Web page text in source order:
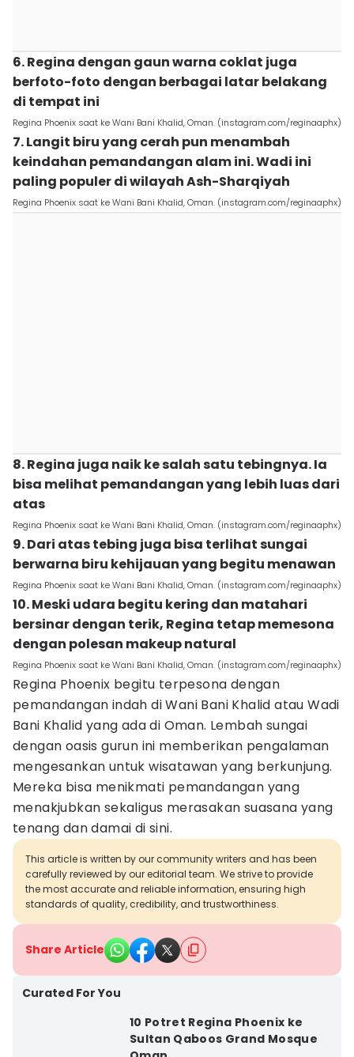
6. Regina dengan gaun warna coklat juga
berfoto-foto dengan berbagai latar belakang
di tempat ini
Regina Phoenix saat ke Wani Bani Khalid, Oman. (instagram.com/reginaaphx)
7. Langit biru yang cerah pun menambah
keindahan pemandangan alam ini. Wadi ini
paling populer di wilayah Ash-Sharqiyah
Regina Phoenix saat ke Wani Bani Khalid, Oman. (instagram.com/reginaaphx)
8. Regina juga naik ke salah satu tebingnya. Ia
bisa melihat pemandangan yang lebih luas dari
atas
Regina Phoenix saat ke Wani Bani Khalid, Oman. (instagram.com/reginaaphx)
9. Dari atas tebing juga bisa terlihat sungai
berwarna biru kehijauan yang begitu menawan
Regina Phoenix saat ke Wani Bani Khalid, Oman. (instagram.com/reginaaphx)
10. Meski udara begitu kering dan matahari
bersinar dengan terik, Regina tetap memesona
dengan polesan makeup natural
Regina Phoenix saat ke Wani Bani Khalid, Oman. (instagram.com/reginaaphx)
Regina Phoenix begitu terpesona dengan
pemandangan indah di Wani Bani Khalid atau Wadi
Bani Khalid yang ada di Oman. Lembah sungai
dengan oasis gurun ini memberikan pengalaman
mengesankan untuk wisatawan yang berkunjung.
Mereka bisa menikmati pemandangan yang
menakjubkan sekaligus merasakan suasana yang
tenang dan damai di sini.
This article is written by our community writers and has been
carefully reviewed by our editorial team. We strive to provide
the most accurate and reliable information, ensuring high
standards of quality, credibility, and trustworthiness.
Share Article
Curated For You
10 Potret Regina Phoenix ke
Sultan Qaboos Grand Mosque